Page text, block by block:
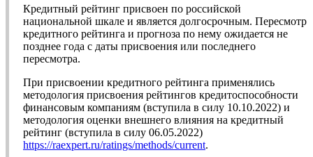
Кредитный рейтинг присвоен по российской
национальной шкале и является долгосрочным. Пересмотр
кредитного рейтинга и прогноза по нему ожидается не
позднее года с даты присвоения или последнего
пересмотра.
При присвоении кредитного рейтинга применялись
методология присвоения рейтингов кредитоспособности
финансовым компаниям (вступила в силу 10.10.2022) и
методология оценки внешнего влияния на кредитный
рейтинг (вступила в силу 06.05.2022)
https://raexpert.ru/ratings/methods/current.